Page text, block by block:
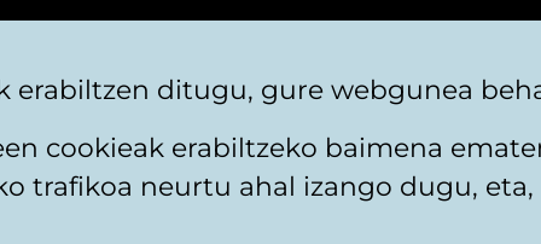
Erabilerraztasuna
erabiltzen ditugu, gure webgunea
cookieak erabiltzeko baimena
trafikoa neurtu ahal izango dugu,